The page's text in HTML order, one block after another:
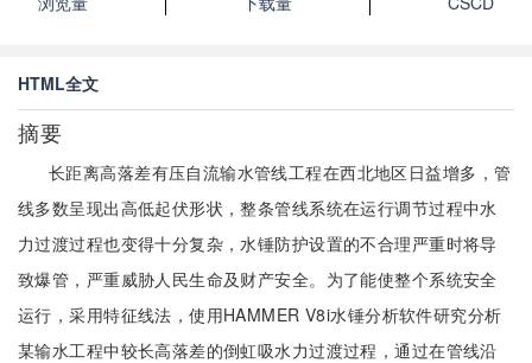
HTML全文
摘要
长距离高落差有压自流输水管线工程在西北地区日益增多，管
线多数呈现出高低起伏形状，整条管线系统在运行调节过程中水
力过渡过程也变得十分复杂，水锤防护设置的不合理严重时将导
致爆管，严重威胁人民生命及财产安全。为了能使整个系统安全
运行，采用特征线法，使用HAMMER V8i水锤分析软件研究分析
某输水工程中较长高落差的倒虹吸水力过渡过程，通过在管线沿